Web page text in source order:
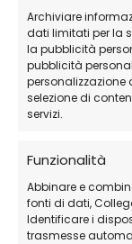
Archiviare
dati limitati per la
la pubblicità
pubblicità
personalizzazione
selezione di
servizi.
Funzionalità
Abbinare e
fonti di dati,
Identificare i
trasmesse